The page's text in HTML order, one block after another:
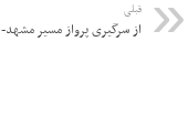
قبلی
از سرگیری پرواز مسیر مشهد-